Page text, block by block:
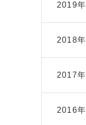
2019年
2018年
2017年
2016年